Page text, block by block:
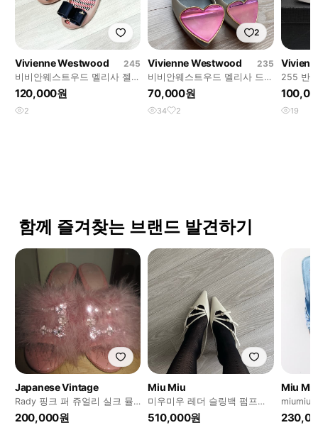
Vivienne Westwood
245
비비안웨스트우드 멜리사 젤리
슈즈 구두 단화 플랫 (속굽
3cm) 245mm
120,000원
2
2
Vivienne Westwood
235
비비안웨스트우드 멜리사 드래
곤하트힐 젤리슈즈
70,000원
34 2
255 반
어센틱
19
함께 즐겨찾는 브랜드 발견하기
Japanese Vintage
Rady 핑크 퍼 쥬얼리 실크 뮬
갸루신발 대장
200,000원
Miu Miu
미우미우 레더 슬링백 펌프스
36.5
510,000원
Miu Miu
miumiu